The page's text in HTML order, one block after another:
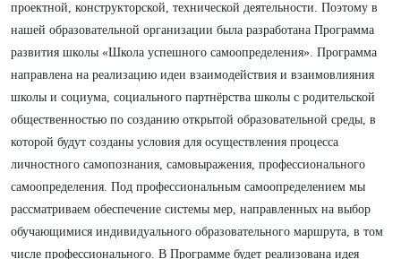
проектной, конструкторской, технической деятельности. Поэтому в
нашей образовательной организации была разработана Программа
развития школы «Школа успешного самоопределения». Программа
направлена на реализацию идеи взаимодействия и взаимовлияния
школы и социума, социального партнёрства школы с родительской
общественностью по созданию открытой образовательной среды, в
которой будут созданы условия для осуществления процесса
личностного самопознания, самовыражения, профессионального
самоопределения. Под профессиональным самоопределением мы
рассматриваем обеспечение системы мер, направленных на выбор
обучающимися индивидуального образовательного маршрута, в том
числе профессионального. В Программе будет реализована идея